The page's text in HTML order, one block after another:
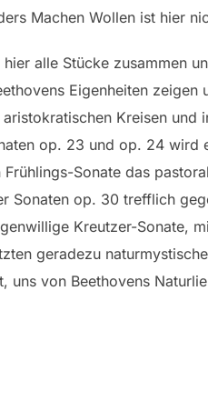
Machen Wollen ist hier
alle Stücke zusammen
Eigenheiten
Kreisen
op. 23 und op. 24
Sonate das
Sonaten op. 30 trefflich
Kreutzer-Sonate,
geradezu
uns von Beethovens